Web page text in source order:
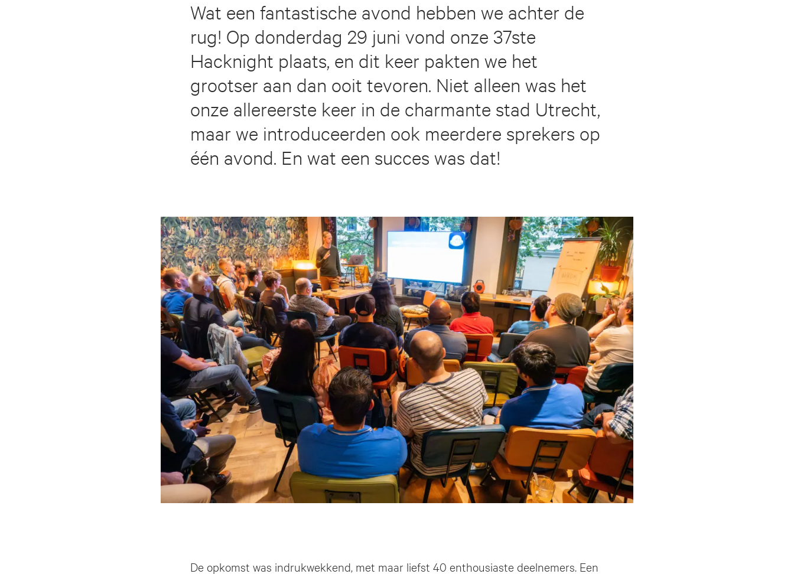
Wat een fantastische avond hebben we achter de
rug! Op donderdag 29 juni vond onze 37ste
Hacknight plaats, en dit keer pakten we het
grootser aan dan ooit tevoren. Niet alleen was het
onze allereerste keer in de charmante stad Utrecht,
maar we introduceerden ook meerdere sprekers op
één avond. En wat een succes was dat!
De opkomst was indrukwekkend, met maar liefst 40 enthousiaste deelnemers. Een